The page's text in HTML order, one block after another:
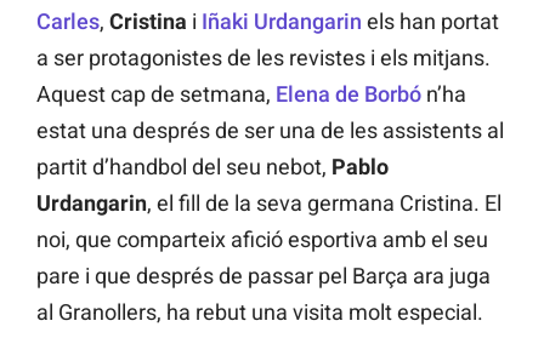
Carles, Cristina i Iñaki Urdangarin els han portat
a ser protagonistes de les revistes i els mitjans.
Aquest cap de setmana, Elena de Borbó n’ha
estat una després de ser una de les assistents al
partit d’handbol del seu nebot, Pablo
Urdangarin, el fill de la seva germana Cristina. El
noi, que comparteix afició esportiva amb el seu
pare i que després de passar pel Barça ara juga
al Granollers, ha rebut una visita molt especial.